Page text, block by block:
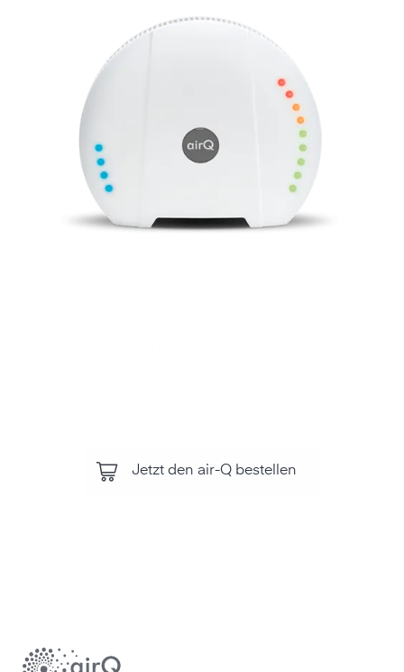
Jetzt den air-Q bestellen